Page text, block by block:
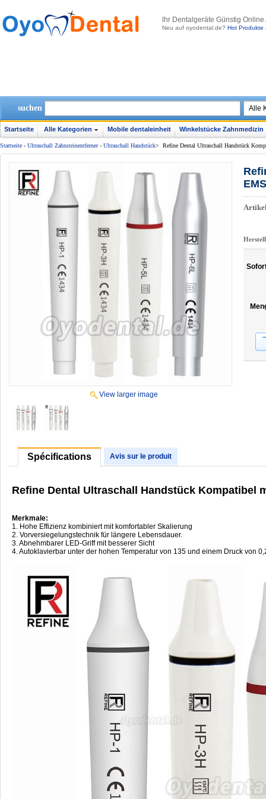
lhr Dentalgeräte Günstig
Neu auf oyodental.de? Hot Produkte
suchen
Startseite Alle Kategorien Mobile dentaleinheit Winkelstücke Zahnmedizin
Startseite - Ultraschall Zahnsteinentferner- Ultraschall Handstück> Refine Dental Ultraschall Handstück
View larger image
EMS
Spécifications Avis sur le produit
Refine Dental Ultraschall Handstück Kompatibel
Merkmale:
1. Hohe Effizienz kombiniert mit komfortabler Skalierung
2. Vorversiegelungstechnik für längere Lebensdauer.
3. Abnehmbarer LED-Griff mit besserer Sicht
4. Autoklavierbar unter der hohen Temperatur von 135 und einem Druck von